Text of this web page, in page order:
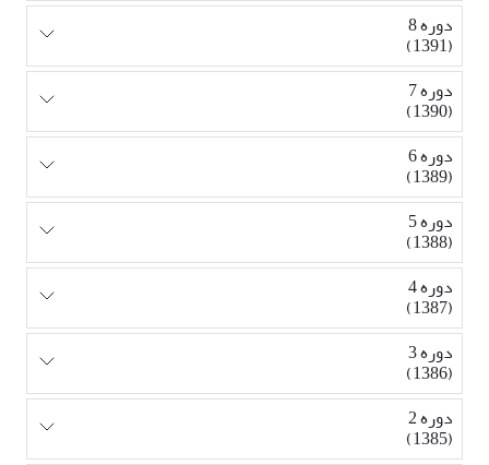
دوره 8
(1391)
دوره 7
(1390)
دوره 6
(1389)
دوره 5
(1388)
دوره 4
(1387)
دوره 3
(1386)
دوره 2
(1385)